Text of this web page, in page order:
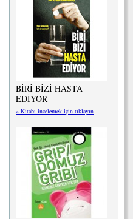
BİRİ BİZİ HASTA
EDİYOR
» Kitabı incelemek için tıklayın